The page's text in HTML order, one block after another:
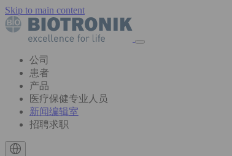
Skip to main content
公司
患者
产品
医疗保健专业人员
新闻编辑室
招聘求职